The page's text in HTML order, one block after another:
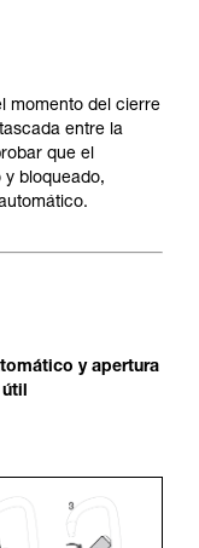
momento del cierre
entre la
que el
bloqueado,
y apertura
útil